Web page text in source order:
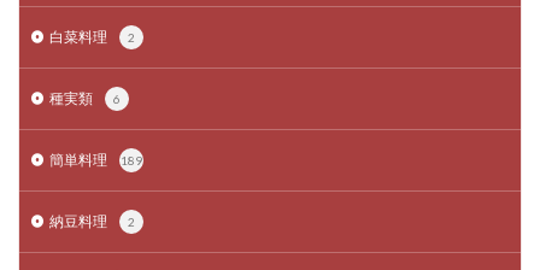
白菜料理 2
種実類 6
簡単料理 189
納豆料理 2